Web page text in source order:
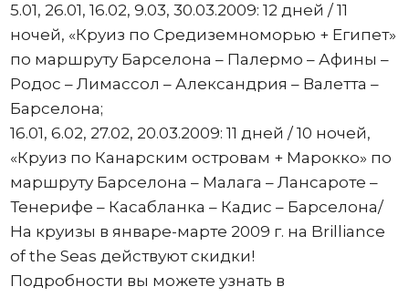
5.01, 26.01, 16.02, 9.03, 30.03.2009: 12 дней / 11
ночей, «Круиз по Средиземноморью + Египет»
по маршруту Барселона – Палермо – Афины –
Родос – Лимассол – Александрия – Валетта –
Барселона;
16.01, 6.02, 27.02, 20.03.2009: 11 дней / 10 ночей,
«Круиз по Канарским островам + Марокко» по
маршруту Барселона – Малага – Лансароте –
Тенерифе – Касабланка – Кадис – Барселона/
На круизы в январе-марте 2009 г. на Brilliance
of the Seas действуют скидки!
Подробности вы можете узнать в